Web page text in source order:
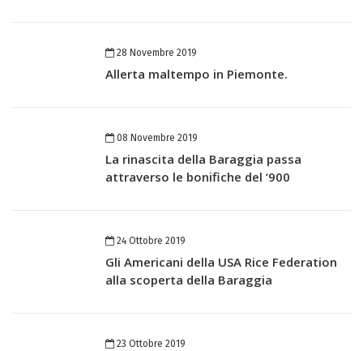
28 Novembre 2019
Allerta maltempo in Piemonte.
08 Novembre 2019
La rinascita della Baraggia passa
attraverso le bonifiche del ‘900
24 Ottobre 2019
Gli Americani della USA Rice Federation
alla scoperta della Baraggia
23 Ottobre 2019